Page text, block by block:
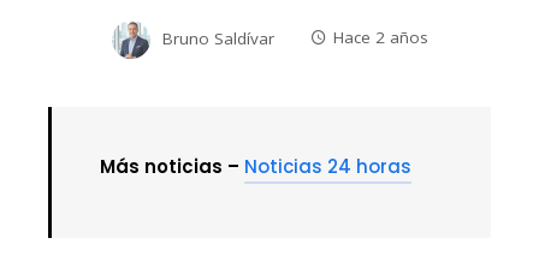
Bruno Saldívar Hace 2 años
Más noticias – Noticias 24 horas